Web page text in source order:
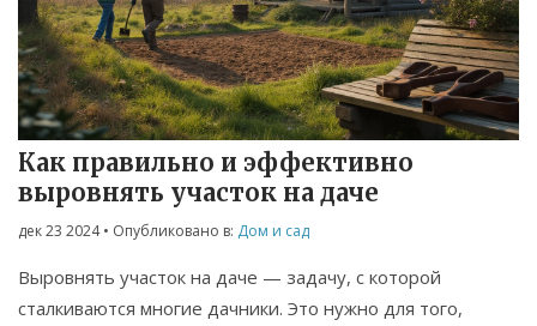
Как правильно и эффективно
выровнять участок на даче
дек 23 2024• Опубликовано в: Дом и сад
Выровнять участок на даче — задачу, с которой
сталкиваются многие дачники. Это нужно для того,